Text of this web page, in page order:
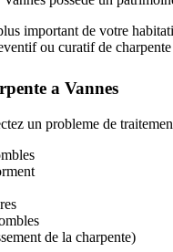
important de votre
ou curatif de
a Vannes
un probleme de
de la charpente)